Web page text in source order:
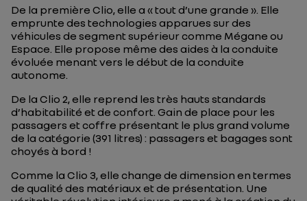
De la première Clio, elle a « tout d’une grande ». Elle
emprunte des technologies apparues sur des
véhicules de segment supérieur comme Mégane ou
Espace. Elle propose même des aides à la conduite
évoluée menant vers le début de la conduite
autonome.
De la Clio 2, elle reprend les très hauts standards
d’habitabilité et de confort. Gain de place pour les
passagers et coffre présentant le plus grand volume
de la catégorie (391 litres) : passagers et bagages sont
choyés à bord !
Comme la Clio 3, elle change de dimension en termes
de qualité des matériaux et de présentation. Une